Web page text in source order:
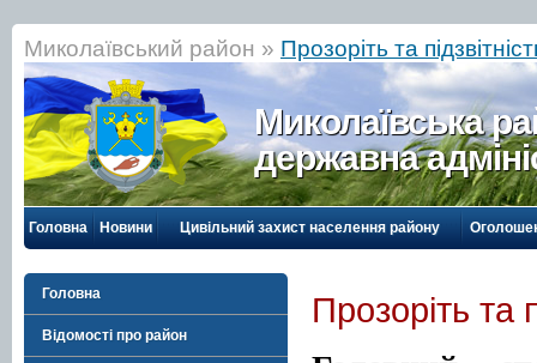
Миколаївський район » Прозоріть та
Миколаївська
державна
Головна Новини Цивільний захист населення району
Головна
Відомості про район
Прозоріть та